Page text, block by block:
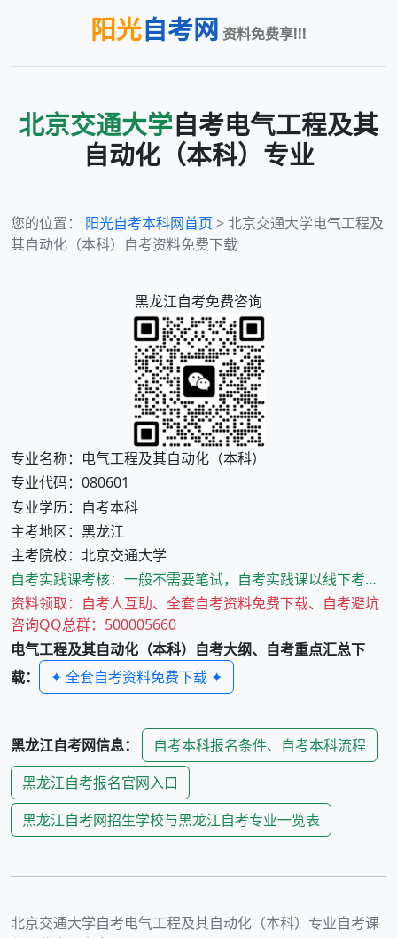
阳光自考网 资料免费享!!!
北京交通大学自考电气工程及其
自动化（本科） 专业
您的位置： 阳光自考本科网首页 > 北京交通大学电气工程及
其自动化（本科）自考资料免费下载
黑龙江自考免费咨询
专业名称：电气工程及其自动化（本科）
专业代码：080601
专业学历：自考本科
主考地区：黑龙江
主考院校：北京交通大学
自考实践课考核：一般不需要笔试，自考实践课以线下考核为主，实践考核的时间与方式由主考院校确定。
资料领取：自考人互助、全套自考资料免费下载、自考避坑
咨询QQ总群：500005660
电气工程及其自动化（本科） 自考大纲、自考重点汇总下
载：
✦ 全套自考资料免费下载 ✦
黑龙江自考网信息：
自考本科报名条件、自考本科流程
黑龙江自考报名官网入口
黑龙江自考网招生学校与黑龙江自考专业一览表
北京交通大学自考电气工程及其自动化（本科） 专业自考课